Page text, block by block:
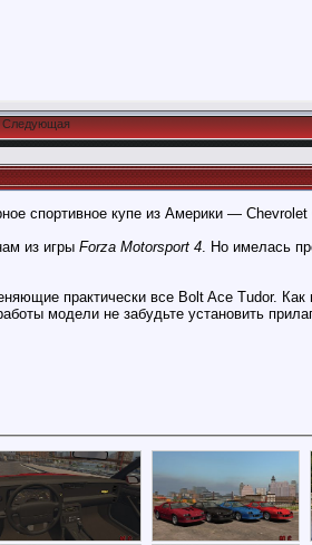
Следующая
спортивное купе из Америки —
из игры Forza Motorsport 4. Но имелась
практически все Bolt Ace Tudor.
модели не забудьте установить